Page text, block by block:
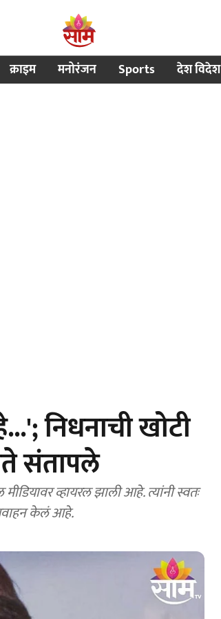
क्राइम मनोरंजन Sports देश विदेश
निधनाची खोटी
संतापले
व्हायरल झाली आहे. त्यांनी स्वतः
केलं आहे.